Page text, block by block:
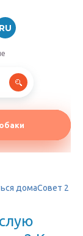
RU
домаСовет 2